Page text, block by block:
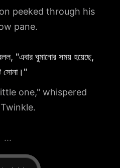
peeked through his
pane.
"এবার ঘুমানোর সময় হয়েছে,
সোনা।"
one," whispered
...